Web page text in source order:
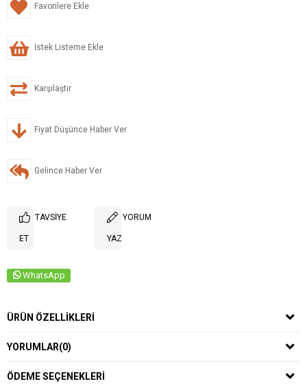
Favorilere Ekle
İstek Listeme Ekle
Karşılaştır
Fiyat Düşünce Haber Ver
Gelince Haber Ver
TAVSIYE
ET
YORUM
YAZ
WhatsApp
ÜRÜN ÖZELLIKLERI
YORUMLAR(0)
ÖDEME SEÇENEKLERI